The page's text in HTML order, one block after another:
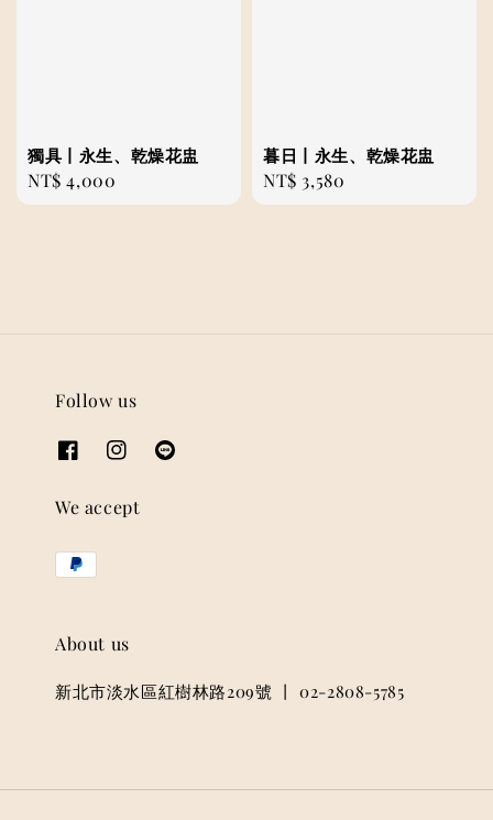
獨具丨永生、乾燥花盅
Regular
price
NT$ 4,000
暮日丨永生、乾燥花盅
Regular
price
NT$ 3,580
Follow us
We accept
About us
新北市淡水區紅樹林路209號 丨 02-2808-5785